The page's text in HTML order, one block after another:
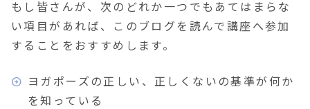
もし皆さんが、次のどれか一つでもあてはまらな
い項目があれば、このブログを読んで講座へ参加
することをおすすめします。
ヨガポーズの正しい、正しくないの基準が何か
を知っている